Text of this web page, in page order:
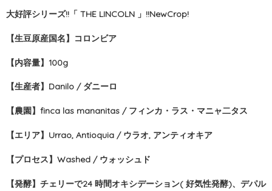
大好評シリーズ!!「 THE LINCOLN 」!!NewCrop!
【生豆原産国名】 コロンビア
【内容量】100g
【生産者】 Danilo / ダニーロ
【農園】 finca las mananitas / フィンカ・ラス・マニャ二タス
【エリア】 Urrao, Antioquia / ウラオ, アンティオキア
【プロセス】 Washed / ウォッシュド
【発酵】 チェリーで24 時間オキシデーション( 好気性発酵)、デパル